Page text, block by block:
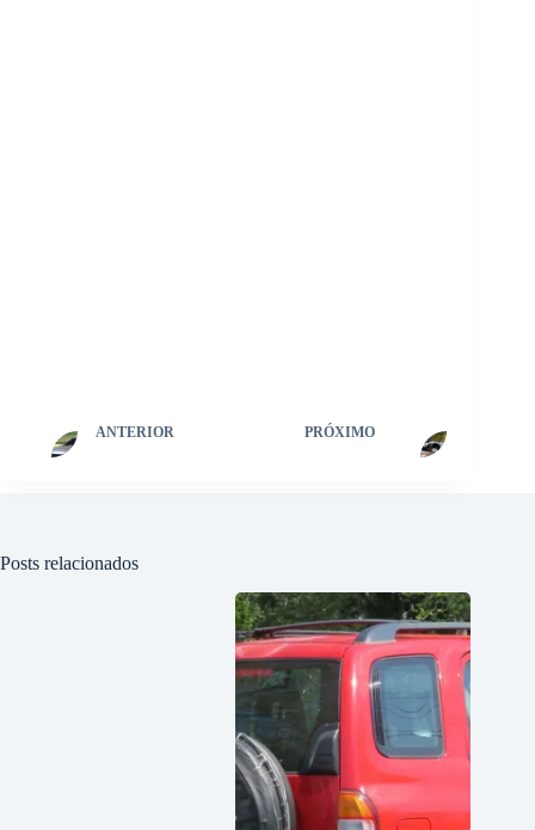
ANTERIOR PRÓXIMO
Posts relacionados